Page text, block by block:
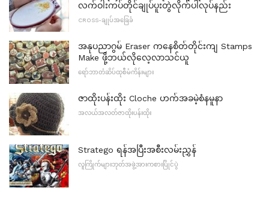
လက်ဝါးကပ်တိုင်ချုပ်ပူးတွဲလိုက်ပါလုပ်နည်း
CROSS-ချုပ်အခြေခံ
အနုပညာဂွမ် Eraser ကနေစိတ်တိုင်းကျ Stamps
Make ဖို့ဘယ်လိုလေ့လာသင်ယူ
ရော်ဘာတံဆိပ်ထုစီမံကိန်းများ
ဇာထိုးပန်းထိုး Cloche ဟက်အခမဲ့စံနမူနာ
အလယ်အလတ်ဇာထိုးပန်းထိုး
Stratego ရန်အပြီးအစီးလမ်းညွှန်
လူကြိုက်များဘုတ်အဖွဲ့အားကစားပြိုင်ပွဲ